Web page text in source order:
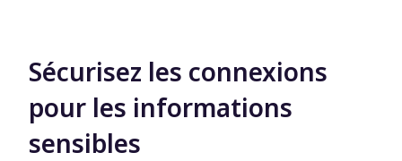
Sécurisez les connexions
pour les informations
sensibles